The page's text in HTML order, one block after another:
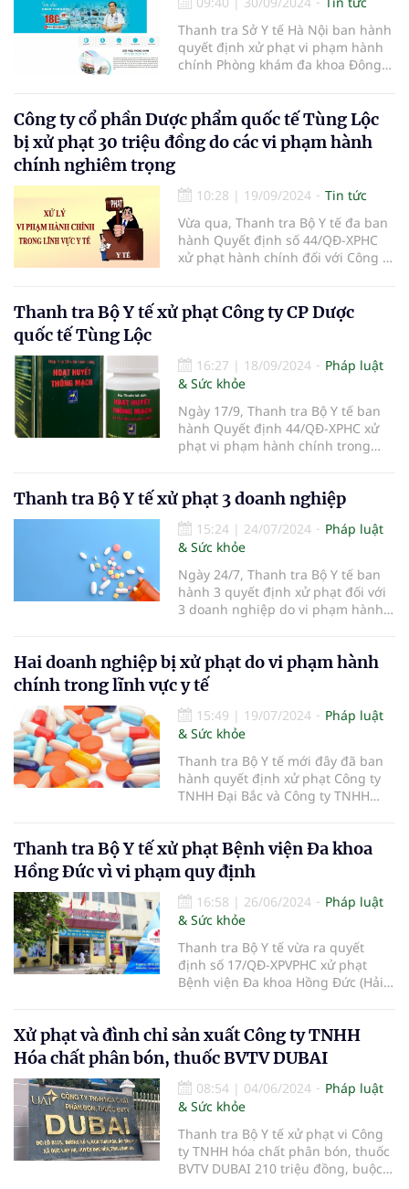
Thanh tra Sở Y tế Hà Nội ban hành
quyết định xử phạt vi phạm hành
chính Phòng khám đa khoa Đông
phố Quang Trung, phường Phú La,
Hà Đông với số tiền 135 triệu đồng
và đình chỉ hoạt động của phòng
Công ty cổ phần Dược phẩm quốc tế Tùng Lộc
bị xử phạt 30 triệu đồng do các vi phạm hành
chính nghiêm trọng
10:28 | 19/09/2024
Tin tức
Vừa qua, Thanh tra Bộ Y tế đa ban
hành Quyết định số 44/QĐ-XPHC
xử phạt hành chính đối với Công ty
huyện Văn Lâm, tỉnh Hưng Yên) do
vi phạm hành chính trong lĩnh vực
Thanh tra Bộ Y tế xử phạt Công ty CP Dược
quốc tế Tùng Lộc
16:27 | 18/09/2024
Pháp luật
& Sức khỏe
Ngày 17/9, Thanh tra Bộ Y tế ban
hành Quyết định 44/QĐ-XPHC xử
phạt vi phạm hành chính trong
xã Trưng Trắc, huyện Văn Lâm, tỉnh
Thanh tra Bộ Y tế xử phạt 3 doanh nghiệp
15:24 | 24/07/2024
Pháp luật
& Sức khỏe
Ngày 24/7, Thanh tra Bộ Y tế ban
hành 3 quyết định xử phạt đối với
3 doanh nghiệp do vi phạm hành
Hai doanh nghiệp bị xử phạt do vi phạm hành
chính trong lĩnh vực y tế
15:49 | 19/07/2024
Pháp luật
& Sức khỏe
Thanh tra Bộ Y tế mới đây đã ban
hành quyết định xử phạt Công ty
TNHH Đại Bắc và Công ty TNHH
hành chính trong lĩnh vực y tế.
Thanh tra Bộ Y tế xử phạt Bệnh viện Đa khoa
Hồng Đức vì vi phạm quy định
16:58 | 26/06/2024
Pháp luật
& Sức khỏe
Thanh tra Bộ Y tế vừa ra quyết
định số 17/QĐ-XPVPHC xử phạt
Bệnh viện Đa khoa Hồng Đức (Hải
Xử phạt và đình chỉ sản xuất Công ty TNHH
Hóa chất phân bón, thuốc BVTV DUBAI
08:54 | 04/06/2024
Pháp luật
& Sức khỏe
Thanh tra Bộ Y tế xử phạt vi Công
ty TNHH hóa chất phân bón, thuốc
BVTV DUBAI 210 triệu đồng, buộc